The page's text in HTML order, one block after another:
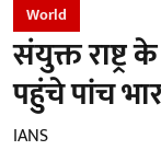
World
संयुक्त
पहुंचे पांच
IANS